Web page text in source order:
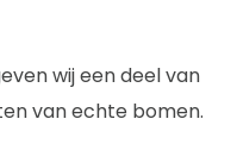
wij een deel van
van echte bomen.